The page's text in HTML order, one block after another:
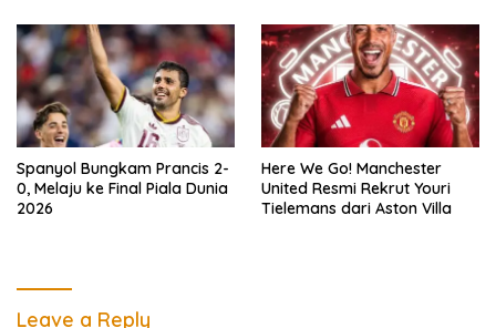
Spanyol Bungkam Prancis 2-
0, Melaju ke Final Piala Dunia
2026
Here We Go! Manchester
United Resmi Rekrut Youri
Tielemans dari Aston Villa
Leave a Reply